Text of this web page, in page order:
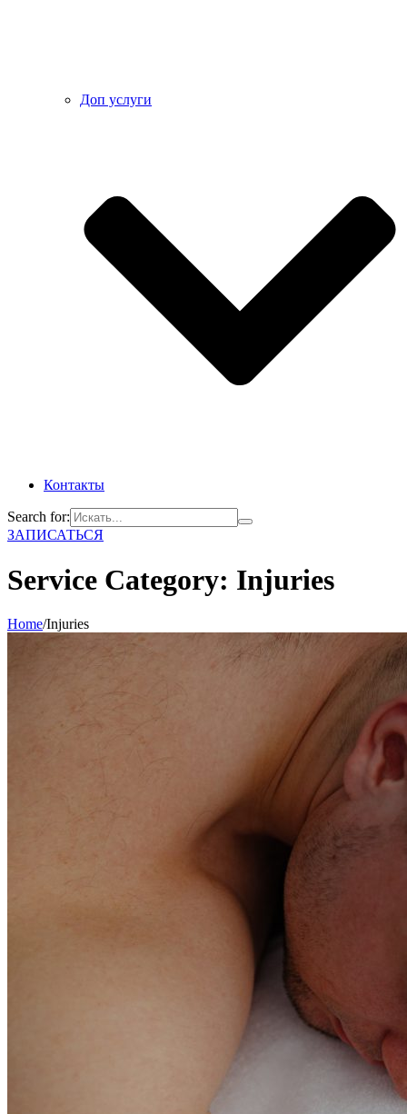
Доп услуги
Контакты
Search for:
ЗАПИСАТЬСЯ
Service Category: Injuries
Home/Injuries